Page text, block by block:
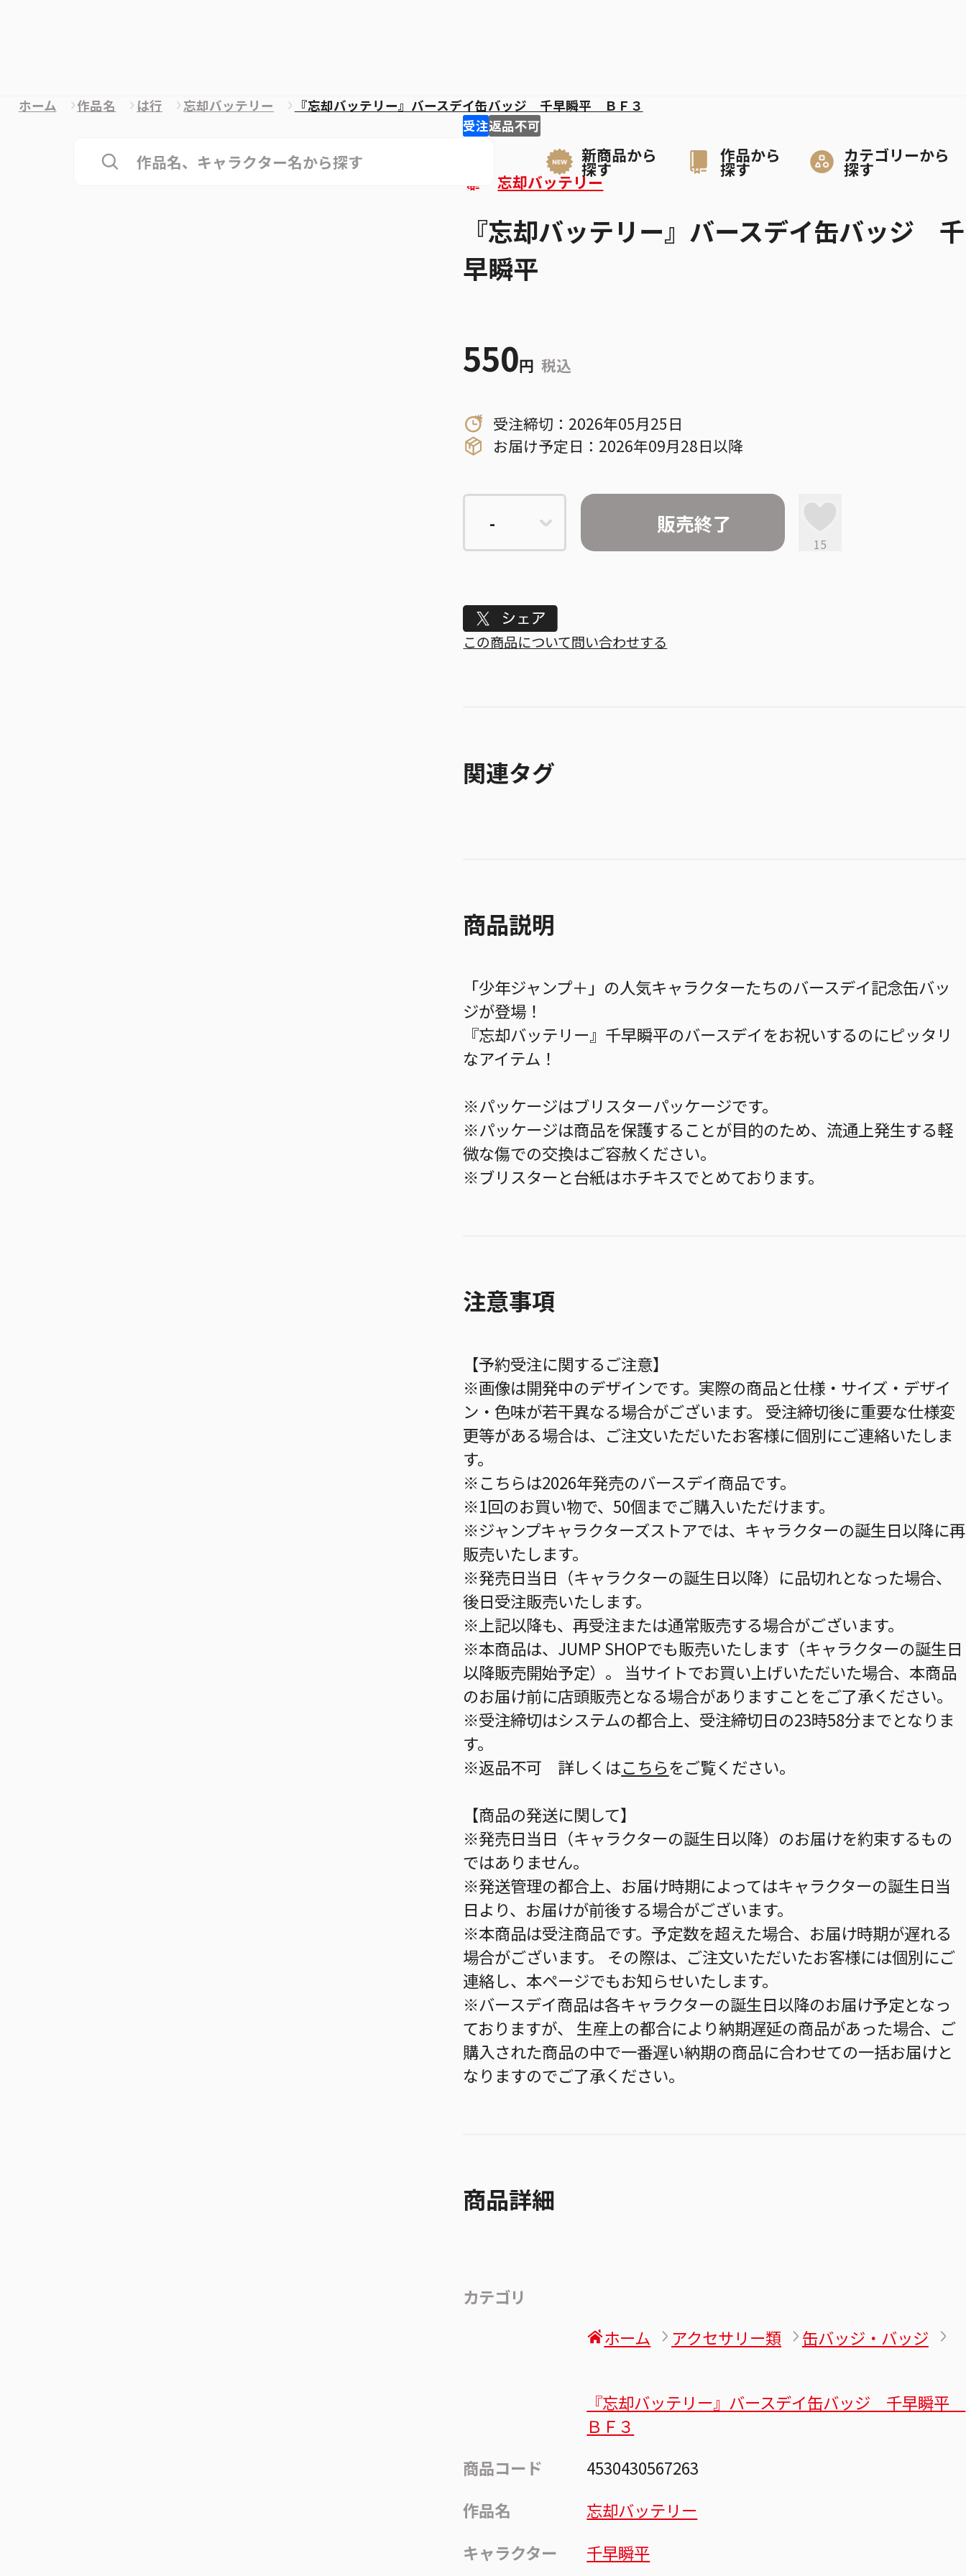
新商品から
探す
作品から
探す
カテゴリーから
探す
ホーム 作品名 は行 忘却バッテリー 『忘却バッテリー』バースデイ缶バッジ 千早瞬平 ＢＦ３
受注返品不可
忘却バッテリー
『忘却バッテリー』バースデイ缶バッジ 千
早瞬平
550円 税込
受注締切：2026年05月25日
お届け予定日：2026年09月28日以降
販売終了
15
Tweet
この商品について問い合わせする
関連タグ
商品説明
「少年ジャンプ＋」の人気キャラクターたちのバースデイ記念缶バッ
ジが登場！
『忘却バッテリー』千早瞬平のバースデイをお祝いするのにピッタリ
なアイテム！
※パッケージはブリスターパッケージです。
※パッケージは商品を保護することが目的のため、流通上発生する軽
微な傷での交換はご容赦ください。
※ブリスターと台紙はホチキスでとめております。
注意事項
【予約受注に関するご注意】
※画像は開発中のデザインです。実際の商品と仕様・サイズ・デザイ
ン・色味が若干異なる場合がございます。 受注締切後に重要な仕様変
更等がある場合は、ご注文いただいたお客様に個別にご連絡いたしま
す。
※こちらは2026年発売のバースデイ商品です。
※1回のお買い物で、50個までご購入いただけます。
※ジャンプキャラクターズストアでは、キャラクターの誕生日以降に再
販売いたします。
※発売日当日（キャラクターの誕生日以降）に品切れとなった場合、
後日受注販売いたします。
※上記以降も、再受注または通常販売する場合がございます。
※本商品は、JUMP SHOPでも販売いたします（キャラクターの誕生日
以降販売開始予定）。 当サイトでお買い上げいただいた場合、本商品
のお届け前に店頭販売となる場合がありますことをご了承ください。
※受注締切はシステムの都合上、受注締切日の23時58分までとなりま
す。
※返品不可 詳しくはこちらをご覧ください。
【商品の発送に関して】
※発売日当日（キャラクターの誕生日以降）のお届けを約束するもの
ではありません。
※発送管理の都合上、お届け時期によってはキャラクターの誕生日当
日より、お届けが前後する場合がございます。
※本商品は受注商品です。予定数を超えた場合、お届け時期が遅れる
場合がございます。 その際は、ご注文いただいたお客様には個別にご
連絡し、本ページでもお知らせいたします。
※バースデイ商品は各キャラクターの誕生日以降のお届け予定となっ
ておりますが、 生産上の都合により納期遅延の商品があった場合、ご
購入された商品の中で一番遅い納期の商品に合わせての一括お届けと
なりますのでご了承ください。
商品詳細
カテゴリ
ホーム
アクセサリー類 缶バッジ・バッジ
『忘却バッテリー』バースデイ缶バッジ 千早瞬平
ＢＦ３
商品コード
4530430567263
作品名
忘却バッテリー
キャラクター
千早瞬平